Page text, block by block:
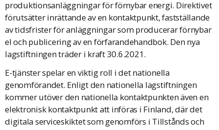
produktionsanläggningar för förnybar energi. Direktivet
förutsätter inrättande av en kontaktpunkt, fastställande
av tidsfrister för anläggningar som producerar förnybar
el och publicering av en förfarandehandbok. Den nya
lagstiftningen träder i kraft 30.6.2021.
E-tjänster spelar en viktig roll i det nationella
genomförandet. Enligt den nationella lagstiftningen
kommer utöver den nationella kontaktpunkten även en
elektronisk kontaktpunkt att införas i Finland, där det
digitala serviceskiktet som genomförs i Tillstånds och